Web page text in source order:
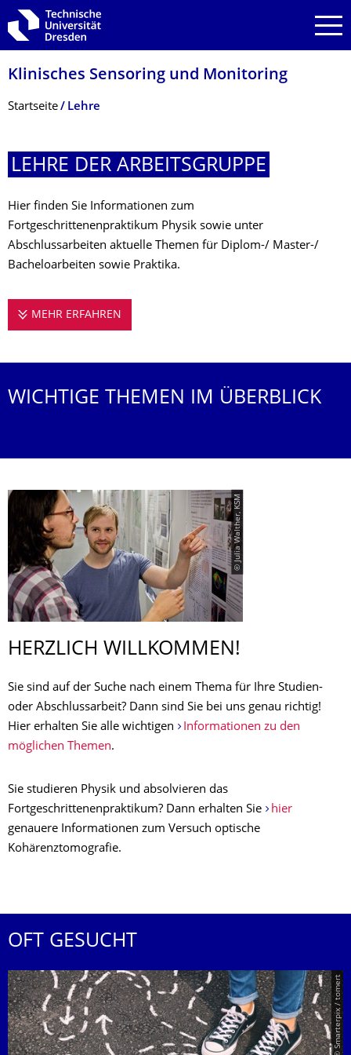
Zur Hauptnavigation springen
Zur Suche springen
Zum Inhalt springen
Klinisches Sensoring und Monitoring
Breadcrumb-Menü
Startseite Lehre
LEHRE DER ARBEITSGRUPPE
Hier finden Sie Informationen zum
Fortgeschrittenenpraktikum Physik sowie unter
Abschlussarbeiten aktuelle Themen für Diplom-/ Master-/
Bacheloarbeiten sowie Praktika.
MEHR ERFAHREN
WICHTIGE THEMEN IM ÜBERBLICK
© Julia Walther, KSM
HERZLICH WILLKOMMEN!
Sie sind auf der Suche nach einem Thema für Ihre Studien-
oder Abschlussarbeit? Dann sind Sie bei uns genau richtig!
Hier erhalten Sie alle wichtigen
Informationen zu den
möglichen Themen.
Sie studieren Physik und absolvieren das
Fortgeschrittenenpraktikum? Dann erhalten Sie
hier
genauere Informationen zum Versuch optische
Kohärenztomografie.
OFT GESUCHT
© Smarterpix / tomert